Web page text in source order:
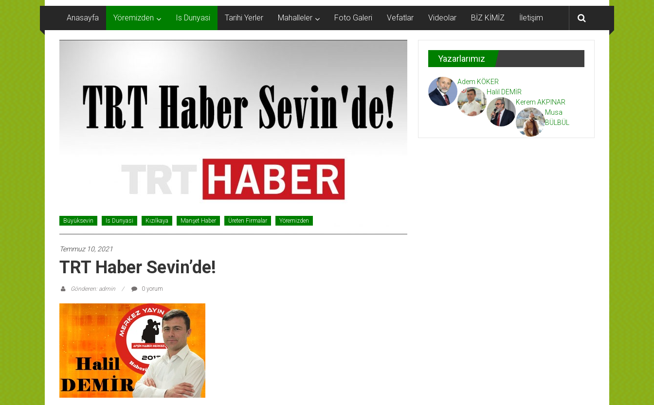
Anasayfa Yöremizden Is Dunyasi Tarihi Yerler Mahalleler Foto Galeri Vefatlar Videolar BİZ KİMİZ İletişim
Büyüksevin Is Dunyasi Kızılkaya Manşet Haber Üreten Firmalar Yöremizden
Temmuz 10, 2021
TRT Haber Sevin’de!
Gönderen: admin 0 yorum
Yazarlarımız
Adem KÖKER
Halil DEMİR
Kerem AKPINAR
Musa
BÜLBÜL